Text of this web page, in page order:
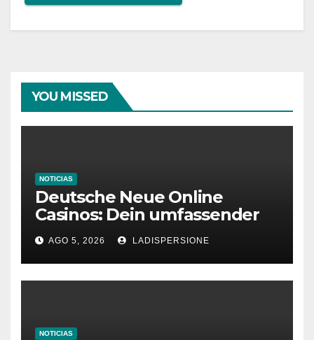
YOU MISSED
NOTICIAS
Deutsche Neue Online
Casinos: Dein umfassender
Ratgeber für moderne
Glücksspielplattformen
AGO 5, 2026 LADISPERSIONE
NOTICIAS